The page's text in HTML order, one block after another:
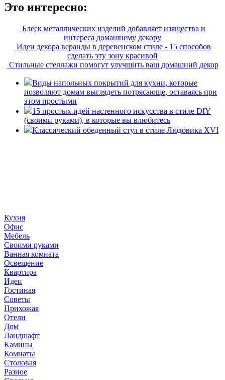
Это интересно:
Блеск металлических изделий добавляет изящества и
интереса домашнему декору
Идеи декора веранды в деревенском стиле - 15 способов
сделать эту зону красивой
Стильные стеллажи помогут улучшить ваш домашний декор
Виды напольных покрытий для кухни, которые
позволяют домам выглядеть потрясающе, оставаясь при
этом простыми
15 простых идей настенного искусства в стиле DIY
(своими руками), в которые вы влюбитесь
Классический обеденный стул в стиле Людовика XVI
Кухня
Офис
Мебель
Своими руками
Ванная комната
Освещение
Квартира
Идеи
Гостиная
Советы
Прихожая
Отели
Дом
Ландшафт
Камины
Комнаты
Столовая
Разное